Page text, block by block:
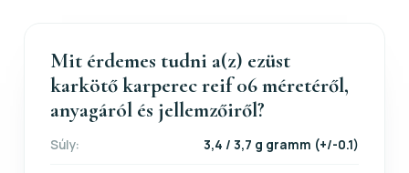
Mit érdemes tudni a(z) ezüst
karkötő karperec reif 06 méretéről,
anyagáról és jellemzőiről?
Súly: 3,4 / 3,7 g gramm (+/-0.1)